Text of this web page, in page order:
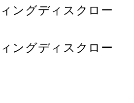
ングディスクロー
ングディスクロー